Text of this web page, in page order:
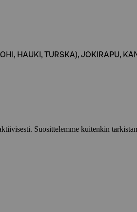
HAUKI, TURSKA), JOKIRAPU,
Suosittelemme kuitenkin